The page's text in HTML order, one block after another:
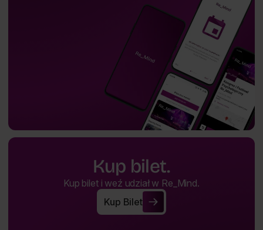
Kup bilet.
Kup bilet i weź udział w Re_Mind.
Kup Bilet
Kup Bilet